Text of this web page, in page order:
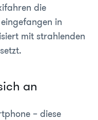
die
in
mit strahlenden
an
– diese